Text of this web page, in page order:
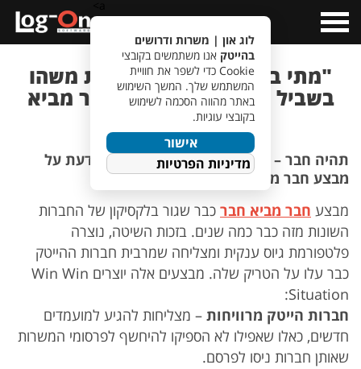
Menu
"מתי בפעם האחרונה, עשית משהו
בשביל מישהו?" – מבצע חבר מביא
חבר
תהיה חבר – תביא חבר! כל מה שרציתם לדעת על
מבצע חבר מביא חבר של לוג-און
מבצע חבר מביא חבר כבר שגור בלקסיקון של החברות
השונות מזה כבר כמה שנים. בזכות השיטה, נוצרה
פלטפורמת גיוס ענקית ומצליחה שמרבית חברות ההייטק
כבר עלו על הטריק שלה. מבצעים אלה יוצרים Win Win
Situation:
חברות הייטק מרוויחות – מצליחות להגיע למועמדים
חדשים, כאלו שאפילו לא הספיקו להיחשף לפרסומי המשרות
שאותן חברות ניסו לפרסם.
לוג און | משרות ודרושים
בהייטק אנו משתמשים בקובצי
Cookie כדי לשפר את חוויית
המשתמש שלך. המשך השימוש
באתר מהווה הסכמה לשימוש
בקובצי עוגיות.
אישור
מדיניות הפרטיות